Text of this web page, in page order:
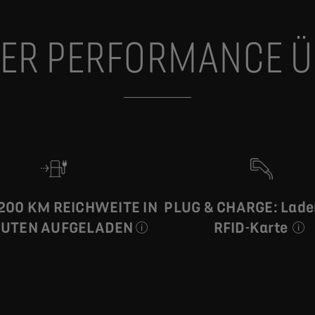
PERFORMANCE
Werte für Kraftstoffverbrauch, CO₂-Emissionen und
für Kraftstoffverbrauch, CO₂-Emissionen und Reichweite
KM REICHWEITE IN
AUFGELADEN
PLUG & CHARGE:
RFID-Karte